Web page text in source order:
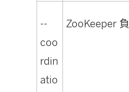
--
coo
rdin
atio
ZooKeeper